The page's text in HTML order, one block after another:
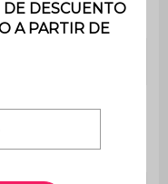
solamente
sencillo, se
de